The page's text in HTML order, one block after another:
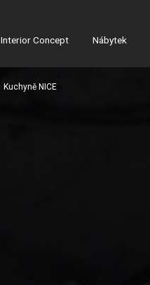
Interior Concept Nábytek
Kuchyně NICE